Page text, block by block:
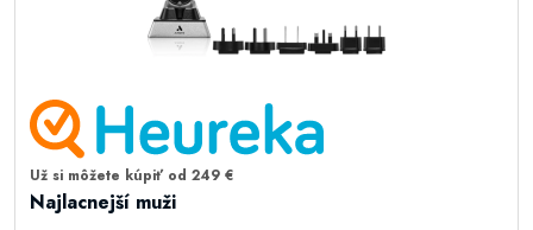
Už si môžete kúpiť od 249 €
Najlacnejší muži